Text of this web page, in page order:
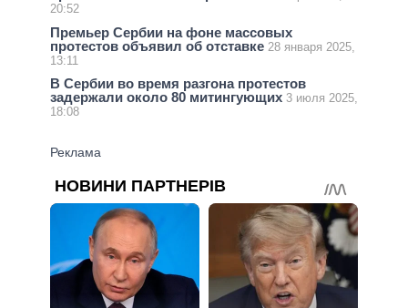
20:52
Премьер Сербии на фоне массовых
протестов объявил об отставке 28 января 2025,
13:11
В Сербии во время разгона протестов
задержали около 80 митингующих 3 июля 2025,
18:08